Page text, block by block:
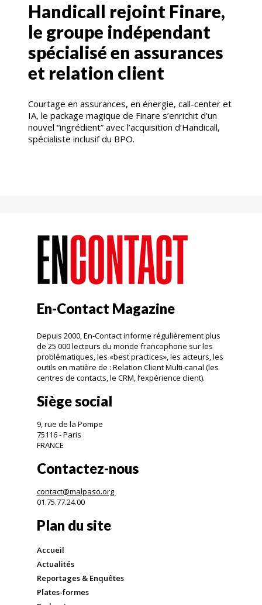
Handicall rejoint Finare,
le groupe indépendant
spécialisé en assurances
et relation client
Courtage en assurances, en énergie, call-center et
IA, le package magique de Finare s’enrichit d’un
nouvel “ingrédient” avec l’acquisition d’Handicall,
spécialiste inclusif du BPO.
En-Contact Magazine
Depuis 2000, En-Contact informe régulièrement plus
de 25 000 lecteurs du monde francophone sur les
problématiques, les «best practices», les acteurs, les
outils en matière de : Relation Client Multi-canal (les
centres de contacts, le CRM, l’expérience client).
Siège social
9, rue de la Pompe
75116 - Paris
FRANCE
Contactez-nous
contact@malpaso.org
01.75.77.24.00
Plan du site
Accueil
Actualités
Reportages & Enquêtes
Plates-formes